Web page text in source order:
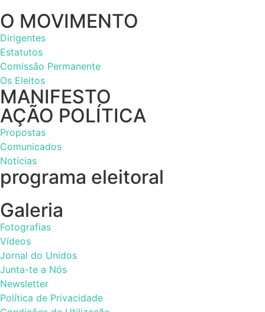
O MOVIMENTO
Dirigentes
Estatutos
Comissão Permanente
Os Eleitos
MANIFESTO
AÇÃO POLÍTICA
Propostas
Comunicados
Notícias
programa eleitoral
Galeria
Fotografias
Vídeos
Jornal do Unidos
Junta-te a Nós
Newsletter
Política de Privacidade